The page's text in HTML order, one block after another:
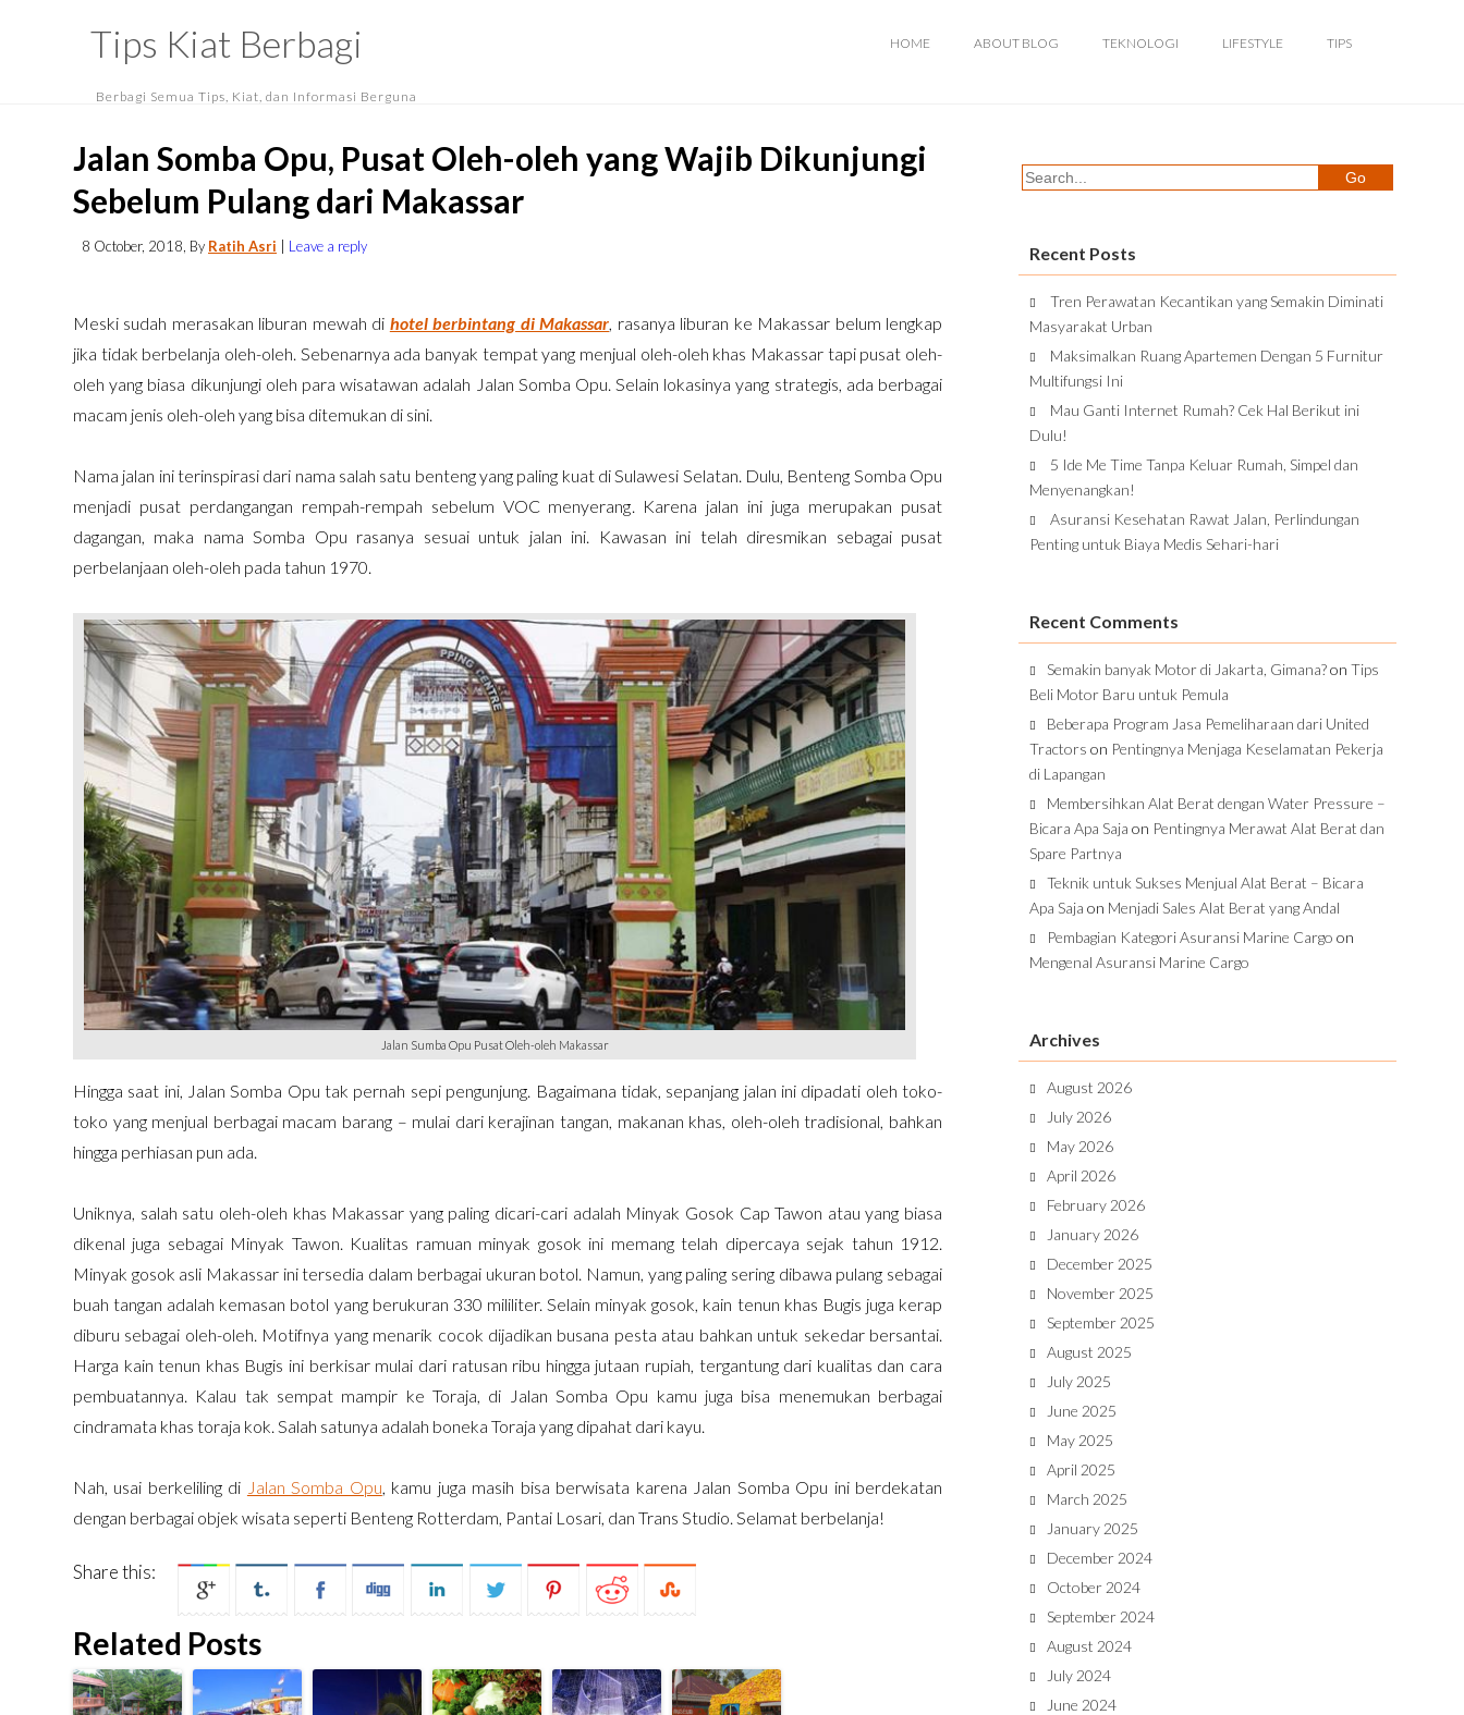
Tips Kiat Berbagi
Berbagi Semua Tips, Kiat, dan Informasi Berguna
HOME ABOUT BLOG TEKNOLOGI LIFESTYLE TIPS
Jalan Somba Opu, Pusat Oleh-oleh yang Wajib Dikunjungi
Sebelum Pulang dari Makassar
8 October, 2018 , By Ratih Asri Leave a reply
Meski sudah merasakan liburan mewah di hotel berbintang di Makassar, rasanya liburan ke Makassar belum lengkap
jika tidak berbelanja oleh-oleh. Sebenarnya ada banyak tempat yang menjual oleh-oleh khas Makassar tapi pusat oleh-
oleh yang biasa dikunjungi oleh para wisatawan adalah Jalan Somba Opu. Selain lokasinya yang strategis, ada berbagai
macam jenis oleh-oleh yang bisa ditemukan di sini.
Nama jalan ini terinspirasi dari nama salah satu benteng yang paling kuat di Sulawesi Selatan. Dulu, Benteng Somba Opu
menjadi pusat perdangangan rempah-rempah sebelum VOC menyerang. Karena jalan ini juga merupakan pusat
dagangan, maka nama Somba Opu rasanya sesuai untuk jalan ini. Kawasan ini telah diresmikan sebagai pusat
perbelanjaan oleh-oleh pada tahun 1970.
Jalan Sumba Opu Pusat Oleh-oleh Makassar
Hingga saat ini, Jalan Somba Opu tak pernah sepi pengunjung. Bagaimana tidak, sepanjang jalan ini dipadati oleh toko-
toko yang menjual berbagai macam barang – mulai dari kerajinan tangan, makanan khas, oleh-oleh tradisional, bahkan
hingga perhiasan pun ada.
Uniknya, salah satu oleh-oleh khas Makassar yang paling dicari-cari adalah Minyak Gosok Cap Tawon atau yang biasa
dikenal juga sebagai Minyak Tawon. Kualitas ramuan minyak gosok ini memang telah dipercaya sejak tahun 1912.
Minyak gosok asli Makassar ini tersedia dalam berbagai ukuran botol. Namun, yang paling sering dibawa pulang sebagai
buah tangan adalah kemasan botol yang berukuran 330 mililiter. Selain minyak gosok, kain tenun khas Bugis juga kerap
diburu sebagai oleh-oleh. Motifnya yang menarik cocok dijadikan busana pesta atau bahkan untuk sekedar bersantai.
Harga kain tenun khas Bugis ini berkisar mulai dari ratusan ribu hingga jutaan rupiah, tergantung dari kualitas dan cara
pembuatannya. Kalau tak sempat mampir ke Toraja, di Jalan Somba Opu kamu juga bisa menemukan berbagai
cindramata khas toraja kok. Salah satunya adalah boneka Toraja yang dipahat dari kayu.
Nah, usai berkeliling di Jalan Somba Opu, kamu juga masih bisa berwisata karena Jalan Somba Opu ini berdekatan
dengan berbagai objek wisata seperti Benteng Rotterdam, Pantai Losari, dan Trans Studio. Selamat berbelanja!
Share this:
Related Posts
Recent Posts
Tren Perawatan Kecantikan yang Semakin Diminati
Masyarakat Urban
Maksimalkan Ruang Apartemen Dengan 5 Furnitur
Multifungsi Ini
Mau Ganti Internet Rumah? Cek Hal Berikut ini
Dulu!
5 Ide Me Time Tanpa Keluar Rumah, Simpel dan
Menyenangkan!
Asuransi Kesehatan Rawat Jalan, Perlindungan
Penting untuk Biaya Medis Sehari-hari
Recent Comments
Semakin banyak Motor di Jakarta, Gimana?on Tips
Beli Motor Baru untuk Pemula
Beberapa Program Jasa Pemeliharaan dari United
Tractors on Pentingnya Menjaga Keselamatan Pekerja
di Lapangan
Membersihkan Alat Berat dengan Water Pressure –
Bicara Apa Saja on Pentingnya Merawat Alat Berat dan
Spare Partnya
Teknik untuk Sukses Menjual Alat Berat – Bicara
Apa Saja on Menjadi Sales Alat Berat yang Andal
Pembagian Kategori Asuransi Marine Cargo on
Mengenal Asuransi Marine Cargo
Archives
August 2026
July 2026
May 2026
April 2026
February 2026
January 2026
December 2025
November 2025
September 2025
August 2025
July 2025
June 2025
May 2025
April 2025
March 2025
January 2025
December 2024
October 2024
September 2024
August 2024
July 2024
June 2024